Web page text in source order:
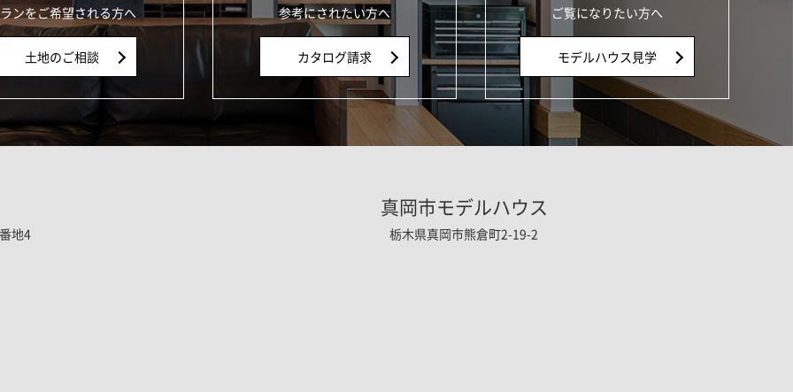
ンをご希望される方へ
土地のご相談
参考にされたい方へ
カタログ請求
ご覧になりたい方へ
モデルハウス見学
地4
真岡市モデルハウス
栃木県真岡市熊倉町2-19-2